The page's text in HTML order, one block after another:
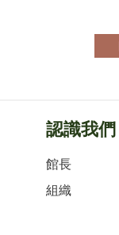
認識我們
館長
組織